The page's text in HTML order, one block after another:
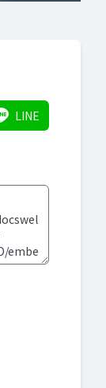
LINE